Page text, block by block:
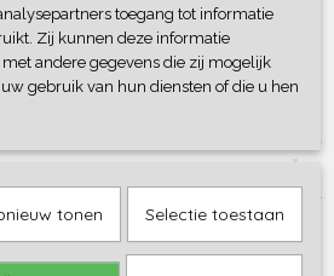
dus hygiënisch
worden
Save
toegang tot informatie
Zij kunnen deze informatie
andere gegevens die zij mogelijk
gebruik van hun diensten of die u hen
tonen Selectie toestaan